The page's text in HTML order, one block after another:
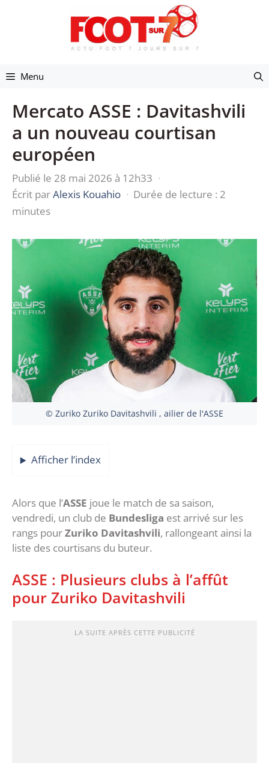
Menu
Mercato ASSE : Davitashvili
a un nouveau courtisan
européen
Publié le 28 mai 2026 à 12h33 ·
Écrit parAlexis Kouahio · Durée de lecture : 2
minutes
© Zuriko Zuriko Davitashvili , ailier de l'ASSE
Afficher l’index
Alors que l’ASSE joue le match de sa saison,
vendredi, un club de Bundesliga est arrivé sur les
rangs pourZuriko Davitashvili, rallongeant ainsi la
liste des courtisans du buteur.
ASSE : Plusieurs clubs à l’affût
pour Zuriko Davitashvili
LA SUITE APRÈS CETTE PUBLICITÉ